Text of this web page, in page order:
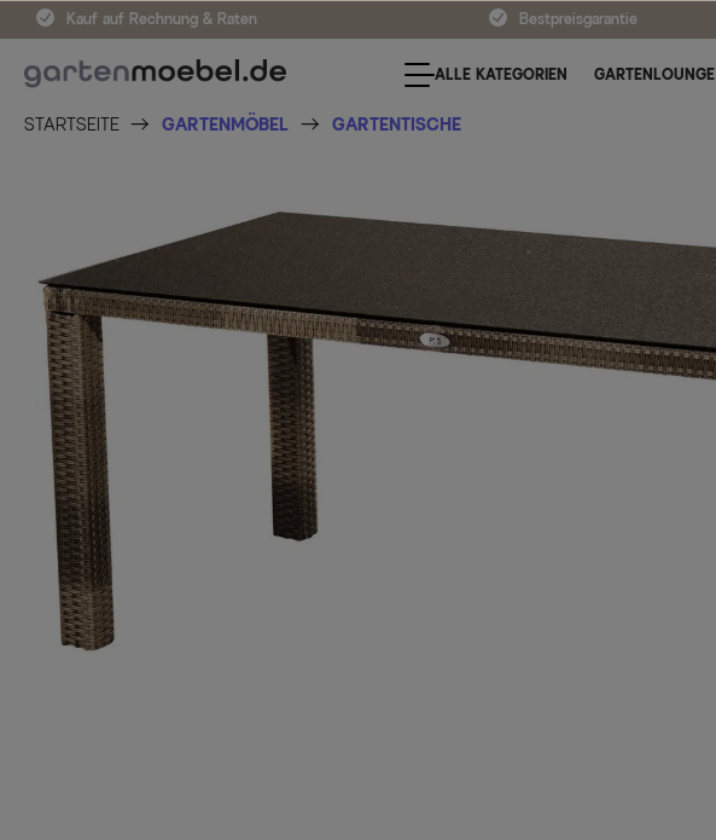
Kauf auf Rechnung & Raten Bestpreisgarantie
ALLE KATEGORIEN GARTENLOUNGE
STARTSEITE GARTENMÖBEL GARTENTISCHE